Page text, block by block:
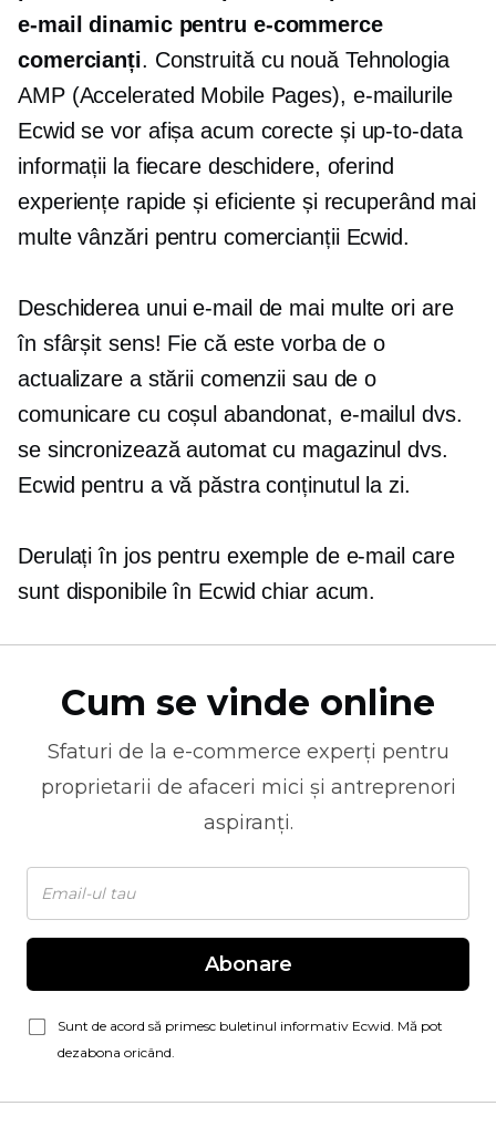
e-mail dinamic pentru e-commerce
comercianți. Construită cu nouăTehnologia
AMP (Accelerated Mobile Pages), e-mailurile
Ecwid se vor afișa acum corecte și up-to-data
informații la fiecare deschidere, oferind
experiențe rapide și eficiente și recuperând mai
multe vânzări pentru comercianții Ecwid.
Deschiderea unui e-mail de mai multe ori are
în sfârșit sens! Fie că este vorba de o
actualizare a stării comenzii sau de o
comunicare cu coșul abandonat, e-mailul dvs.
se sincronizează automat cu magazinul dvs.
Ecwid pentru a vă păstra conținutul
la zi.
Derulați în jos pentru exemple de e-mail care
sunt disponibile în Ecwid chiar acum.
Cum se vinde online
Sfaturi de la e-commerce experți pentru
proprietarii de afaceri mici și antreprenori
aspiranți.
Abonare
Sunt de acord să primesc buletinul informativ Ecwid. Mă pot
dezabona oricând.